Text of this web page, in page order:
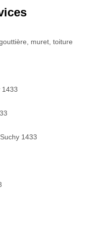
muret, toiture
1433
1433